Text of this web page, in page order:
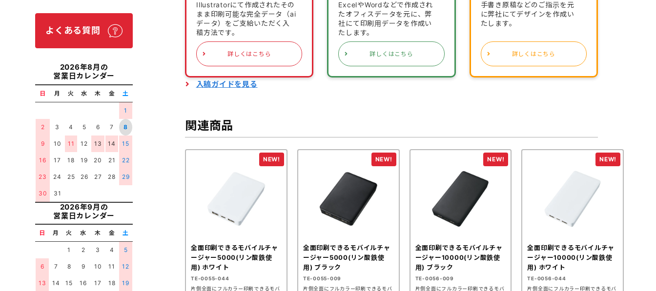
Illustratorにて作成されたその
まま印刷可能な完全データ（ai
データ）をご支給いただく入
稿方法です。
詳しくはこちら
ExcelやWordなどで作成され
たオフィスデータを元に、弊
社にて印刷用データを作成い
たします。
詳しくはこちら
手書き原稿などのご指示を元
に弊社にてデザインを作成い
たします。
詳しくはこちら
入稿ガイドを見る
関連商品
全面印刷できるモバイルチャ
ージャー5000(リン酸鉄使
用) ホワイト
TE-0055-044
片側全面にフルカラー印刷できるモバ
全面印刷できるモバイルチャ
ージャー5000(リン酸鉄使
用) ブラック
TE-0055-009
片側全面にフルカラー印刷できるモバ
全面印刷できるモバイルチャ
ージャー10000(リン酸鉄使
用) ブラック
TE-0056-009
片側全面にフルカラー印刷できるモバ
全面印刷できるモバイルチャ
ージャー10000(リン酸鉄使
用) ホワイト
TE-0056-044
片側全面にフルカラー印刷できるモバ
よくある質問
2026年8月の
営業日カレンダー
日 月 火 水 木 金 土
1
2 3 4 5 6 7 8
9 10 11 12 13 14 15
16 17 18 19 20 21 22
23 24 25 26 27 28 29
30 31
2026年9月の
営業日カレンダー
日 月 火 水 木 金 土
1 2 3 4 5
6 7 8 9 10 11 12
13 14 15 16 17 18 19